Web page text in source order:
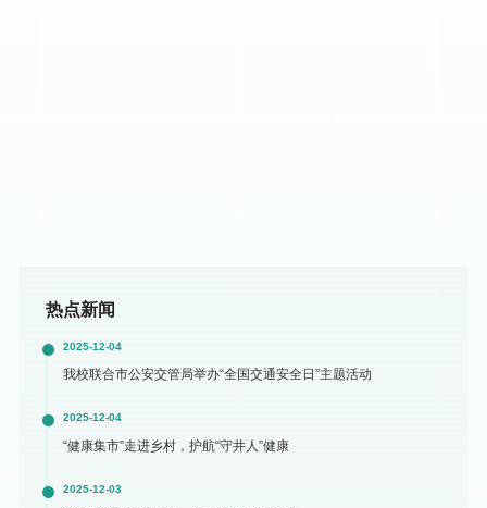
热点新闻
2025-12-04
我校联合市公安交管局举办“全国交通安全日”主题活动
2025-12-04
“健康集市”走进乡村，护航“守井人”健康
2025-12-03